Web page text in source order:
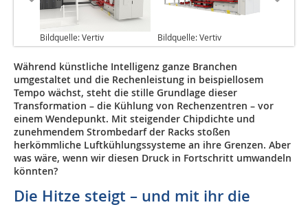
Bildquelle: Vertiv Bildquelle: Vertiv
Während künstliche Intelligenz ganze Branchen
umgestaltet und die Rechenleistung in beispiellosem
Tempo wächst, steht die stille Grundlage dieser
Transformation – die Kühlung von Rechenzentren – vor
einem Wendepunkt. Mit steigender Chipdichte und
zunehmendem Strombedarf der Racks stoßen
herkömmliche Luftkühlungssysteme an ihre Grenzen. Aber
was wäre, wenn wir diesen Druck in Fortschritt umwandeln
könnten?
Die Hitze steigt – und mit ihr die